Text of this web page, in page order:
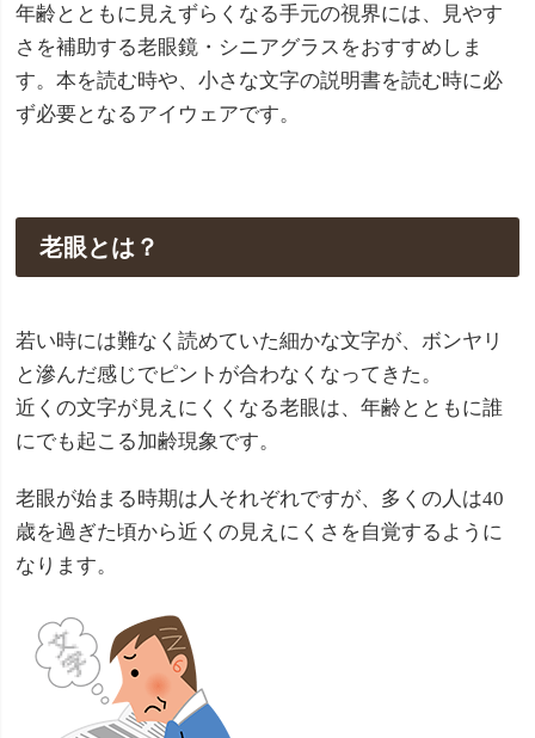
年齢とともに見えずらくなる手元の視界には、見やす
さを補助する老眼鏡・シニアグラスをおすすめしま
す。本を読む時や、小さな文字の説明書を読む時に必
ず必要となるアイウェアです。
老眼とは？
若い時には難なく読めていた細かな文字が、ボンヤリ
と滲んだ感じでピントが合わなくなってきた。
近くの文字が見えにくくなる老眼は、年齢とともに誰
にでも起こる加齢現象です。
老眼が始まる時期は人それぞれですが、多くの人は40
歳を過ぎた頃から近くの見えにくさを自覚するように
なります。